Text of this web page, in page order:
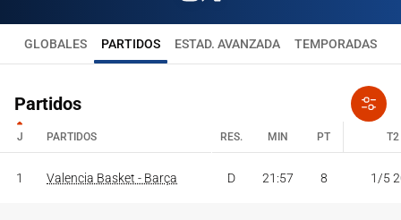
GLOBALES PARTIDOS ESTAD. AVANZADA TEMPORADAS
Partidos
J PARTIDOS RES. MIN PT T2
1 Valencia Basket - Barça D 21:57 8 1/5